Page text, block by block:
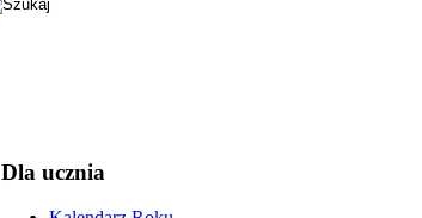
Dla ucznia